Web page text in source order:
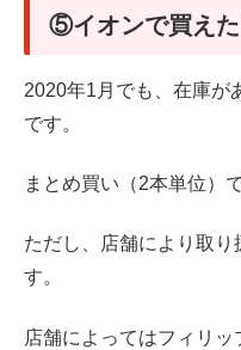
⑤イオンで買え
2020年1月でも、在庫が
です。
まとめ買い（2本単位）
ただし、店舗により取
す。
店舗によってはフィリ